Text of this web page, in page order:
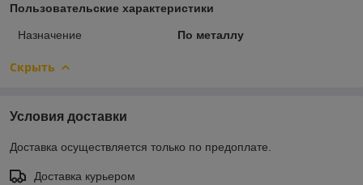
Пользовательские характеристики
Назначение По металлу
Скрыть
Условия доставки
Доставка осуществляется только по предоплате.
Доставка курьером